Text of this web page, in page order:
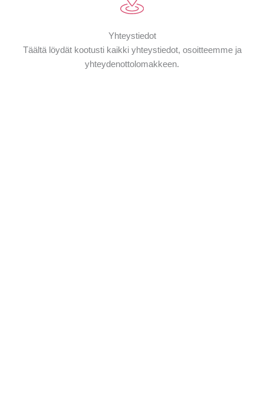
Yhteystiedot
Täältä löydät kootusti kaikki yhteystiedot, osoitteemme ja
yhteydenottolomakkeen.